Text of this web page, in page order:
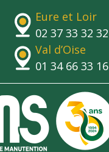
Eure et Loir
02 37 33 32 32
Val d’Oise
01 34 66 33 16